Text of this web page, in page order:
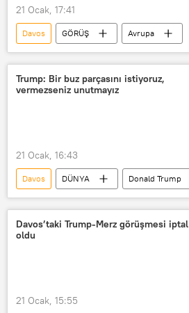
21 Ocak, 17:41
Davos GÖRÜŞ
Avrupa
Fransa
AB
Avrupa Birliği
Washington
Trump: Bir buz parçasını istiyoruz,
vermezseniz unutmayız
21 Ocak, 16:43
Davos DÜNYA
Donald Trump
Haberler
Davos’taki Trump-Merz görüşmesi iptal
oldu
21 Ocak, 15:55